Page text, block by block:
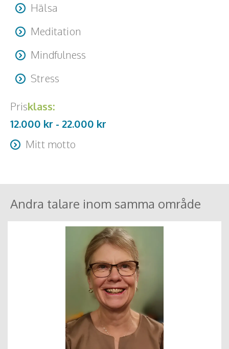
Hälsa
Meditation
Mindfulness
Stress
Prisklass:
12.000 kr - 22.000 kr
Mitt motto
Andra talare inom samma område